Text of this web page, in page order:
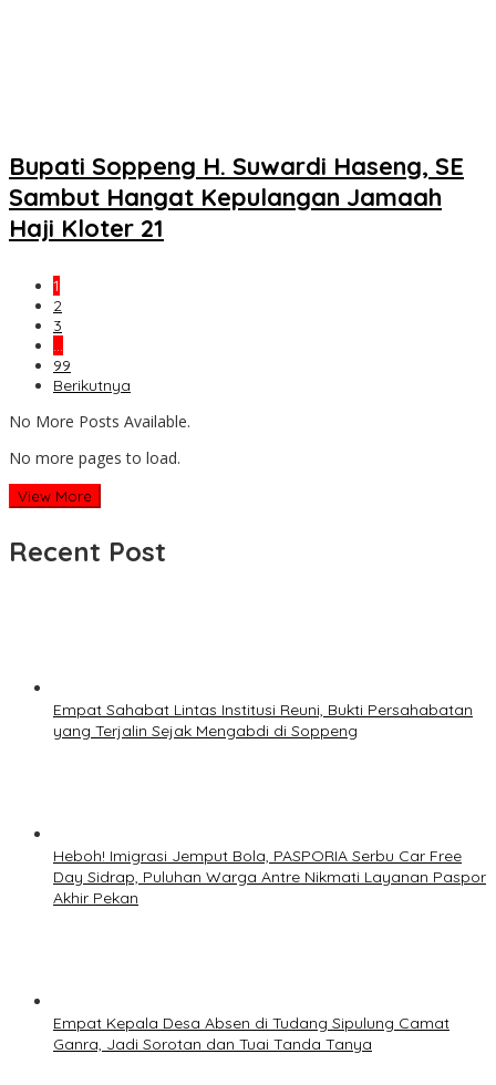
Bupati Soppeng H. Suwardi Haseng, SE
Sambut Hangat Kepulangan Jamaah
Haji Kloter 21
1
2
3
…
99
Berikutnya
No More Posts Available.
No more pages to load.
View More
Recent Post
Empat Sahabat Lintas Institusi Reuni, Bukti Persahabatan
yang Terjalin Sejak Mengabdi di Soppeng
Heboh! Imigrasi Jemput Bola, PASPORIA Serbu Car Free
Day Sidrap, Puluhan Warga Antre Nikmati Layanan Paspor
Akhir Pekan
Empat Kepala Desa Absen di Tudang Sipulung Camat
Ganra, Jadi Sorotan dan Tuai Tanda Tanya